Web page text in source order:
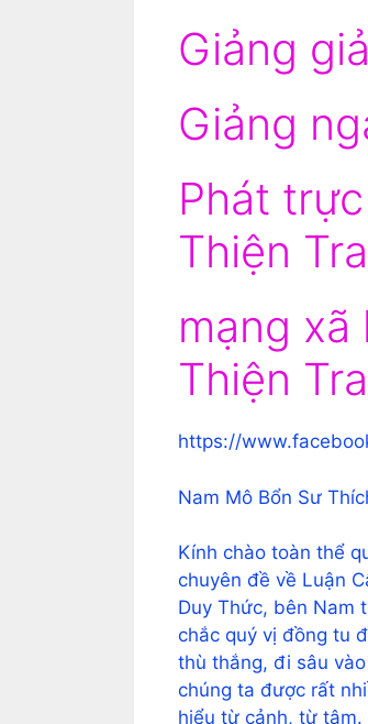
Giảng
Giảng
Phát
Thiện
mạng xã
Thiện
https://
Nam Mô Bổn Sư
Kính chào toàn thể
chuyên đề về Luận
Duy Thức, bên Nam
chắc quý vị đồng tu
thù thắng, đi sâu
chúng ta được rất
hiểu từ cảnh, từ